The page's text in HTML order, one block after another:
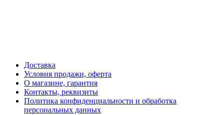
Доставка
Условия продажи, оферта
О магазине, гарантия
Контакты, реквизиты
Политика конфиденциальности и обработка
персональных данных